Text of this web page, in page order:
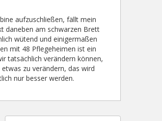
aufzuschließen, fällt mein
daneben am schwarzen Brett
wütend und einigermaßen
mit 48 Pflegeheimen ist ein
tatsächlich verändern können,
zu verändern, das wird
nur besser werden.